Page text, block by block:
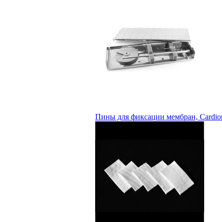
Пины для фиксации мембран,